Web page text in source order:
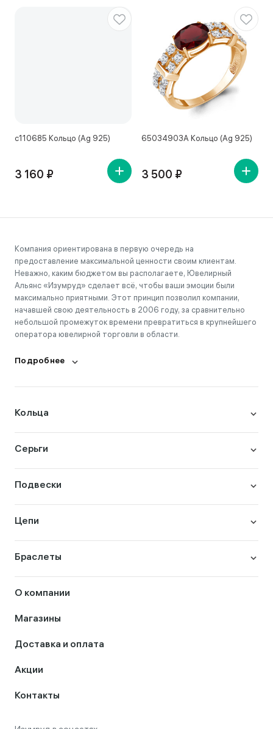
с110685 Кольцо (Ag 925)
3 160 ₽
65034903А Кольцо (Ag 925)
3 500 ₽
Компания ориентирована в первую очередь на
предоставление максимальной ценности своим клиентам.
Неважно, каким бюджетом вы располагаете, Ювелирный
Альянс «Изумруд» сделает всё, чтобы ваши эмоции были
максимально приятными. Этот принцип позволил компании,
начавшей свою деятельность в 2006 году, за сравнительно
небольшой промежуток времени превратиться в крупнейшего
оператора ювелирной торговли в области.
Подробнее
Кольца
Серьги
Подвески
Цепи
Браслеты
О компании
Магазины
Доставка и оплата
Акции
Контакты